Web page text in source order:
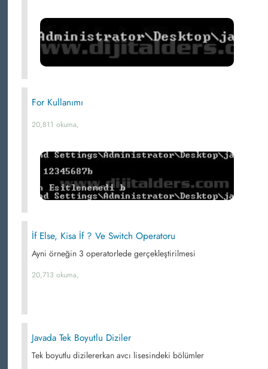
For Kullanımı
20,811 okuma,
İf Else, Kisa İf ? Ve Switch Operatoru
Ayni örneğin 3 operatorlede gerçekleştirilmesi
20,713 okuma,
Javada Tek Boyutlu Diziler
Tek boyutlu dizilererkan avcı lisesindeki bölümler